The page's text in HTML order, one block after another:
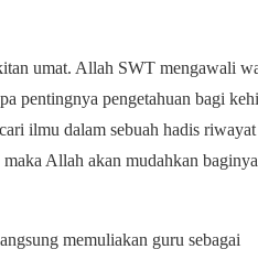
umat. Allah SWT mengawali
pentingnya pengetahuan bagi
ilmu dalam sebuah hadis
Allah akan mudahkan
memuliakan guru sebagai